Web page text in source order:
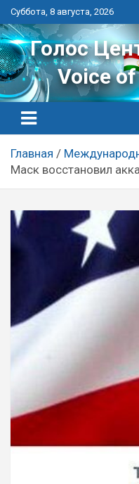
Перейти
к
контенту
Суббота, 8 августа, 2026
Голос
Voice
Главная
Маск восстановил